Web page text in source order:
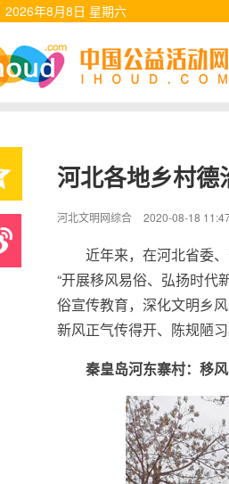
2026年8月8日 星期六
河北各地乡村德
河北文明网综合 2020-08-18
近年来，在河北省委
“开展移风易俗、弘扬时代
俗宣传教育，深化文明乡
新风正气传得开、陈规陋
秦皇岛河东寨村：移